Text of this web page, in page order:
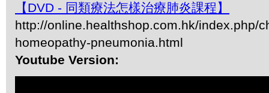
【DVD - 同類療法怎樣治療肺炎課程】
http://online.healthshop.com.hk/index.php/
homeopathy-pneumonia.html
Youtube Version: